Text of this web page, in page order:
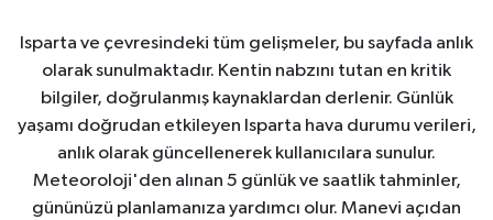
Isparta ve çevresindeki tüm gelişmeler, bu sayfada anlık
olarak sunulmaktadır. Kentin nabzını tutan en kritik
bilgiler, doğrulanmış kaynaklardan derlenir. Günlük
yaşamı doğrudan etkileyen Isparta hava durumu verileri,
anlık olarak güncellenerek kullanıcılara sunulur.
Meteoroloji'den alınan 5 günlük ve saatlik tahminler,
gününüzü planlamanıza yardımcı olur. Manevi açıdan